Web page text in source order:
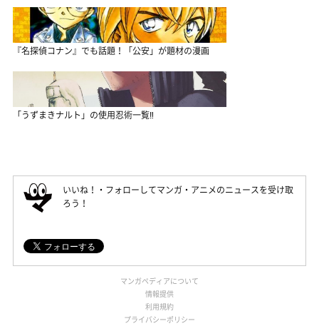
『名探偵コナン』でも話題！「公安」が題材の漫画
「うずまきナルト」の使用忍術一覧‼
いいね！・フォローしてマンガ・アニメのニュースを受け取
ろう！
マンガペディアについて
情報提供
利用規約
プライバシーポリシー